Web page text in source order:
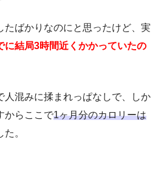
たばかりなのにと思ったけど、実
に結局3時間近くかかっていたの
人混みに揉まれっぱなしで、しか
からここで1ヶ月分のカロリーは
。